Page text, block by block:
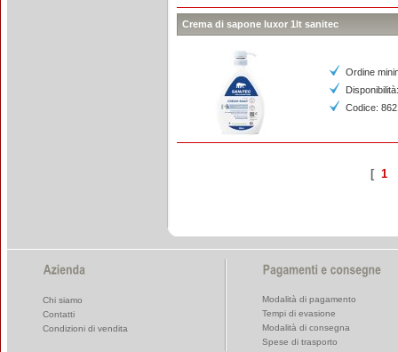
Crema di sapone luxor 1lt sanitec
Ordine
Codice:
[ 1
Chi siamo
Contatti
Condizioni di vendita
Modalità di pagamento
Tempi di evasione
Modalità di consegna
Spese di trasporto